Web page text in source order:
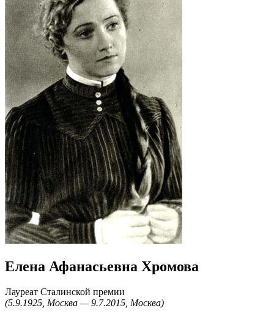
Елена Афанасьевна Хромова
Лауреат Сталинской премии
(5.9.1925, Москва — 9.7.2015, Москва)